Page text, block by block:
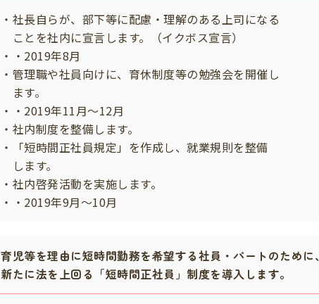
・社長自らが、部下等に配慮・理解のある上司になる
ことを社内に宣言します。（イクボス宣言）
・・2019年8月
・管理職や社員向けに、育休制度等の勉強会を開催し
ます。
・・2019年11月～12月
・社内制度を整備します。
・「短時間正社員規定」を作成し、就業規則を整備
します。
・社内啓発活動を実施します。
・・2019年9月～10月
育児等を理由に短時間勤務を希望する社員・パートのために、
新たに法を上回る「短時間正社員」制度を導入します。